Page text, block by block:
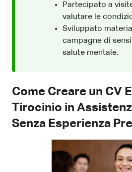
Partecipato a
valutare le
Sviluppato
campagne di
salute mentale.
Come Creare un CV
Tirocinio in
Senza Esperienza